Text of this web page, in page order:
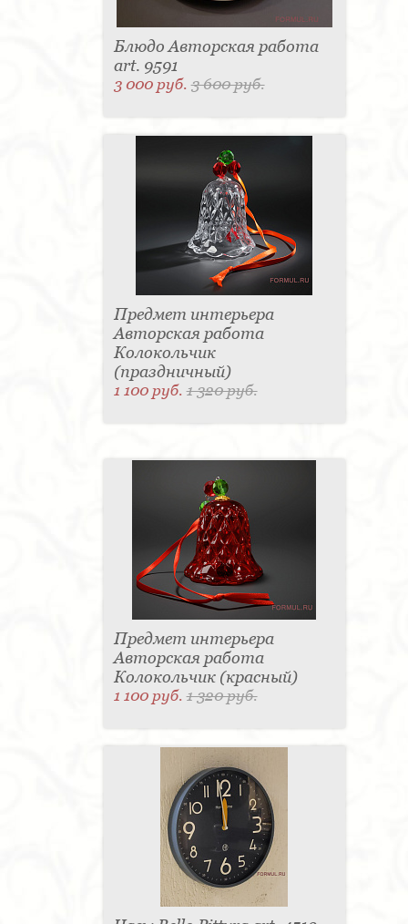
Блюдо Авторская работа
art. 9591
3 000 руб.3 600 руб.
Предмет интерьера
Авторская работа
Колокольчик
(праздничный)
1 100 руб.1 320 руб.
Предмет интерьера
Авторская работа
Колокольчик (красный)
1 100 руб.1 320 руб.